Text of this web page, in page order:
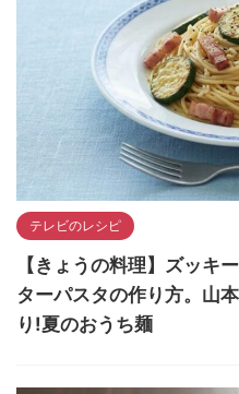
テレビのレシピ
【きょうの料理】ズッキ
ターパスタの作り方。山
り!夏のおうち麺